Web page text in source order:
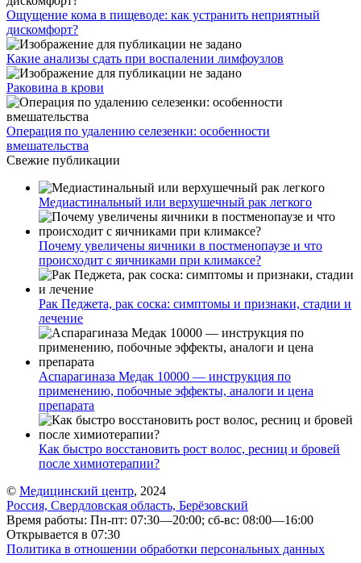
Ощущение кома в пищеводе: как устранить неприятный
дискомфорт?
Какие анализы сдать при воспалении лимфоузлов
Раковина в крови
Операция по удалению селезенки: особенности
вмешательства
Свежие публикации
Медиастинальный или верхушечный рак легкого
Почему увеличены яичники в постменопаузе и что
происходит с яичниками при климаксе?
Рак Педжета, рак соска: симптомы и признаки, стадии и
лечение
Аспарагиназа Медак 10000 — инструкция по
применению, побочные эффекты, аналоги и цена
препарата
Как быстро восстановить рост волос, ресниц и бровей
после химиотерапии?
© Медицинский центр, 2024
Россия, Свердловская область, Берёзовский
Время работы: Пн-пт: 07:30—20:00; сб-вс: 08:00—16:00
Открывается в 07:30
Политика в отношении обработки персональных данных